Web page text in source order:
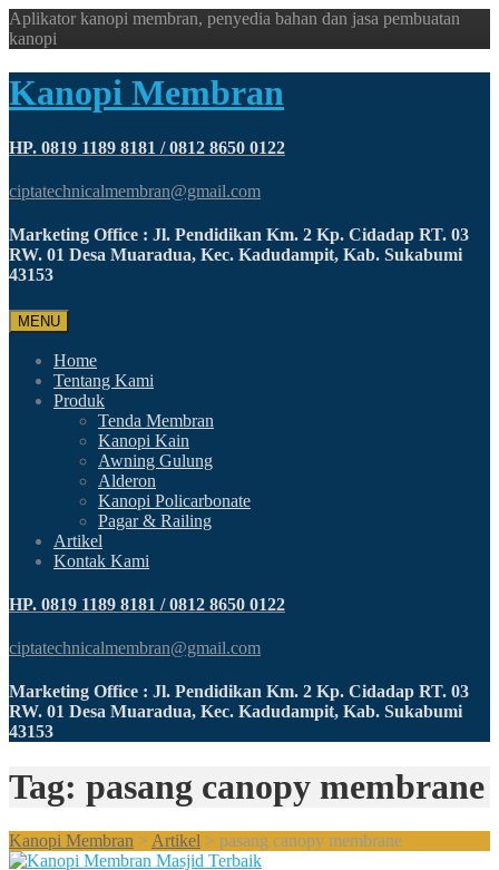
Aplikator kanopi membran, penyedia bahan dan jasa pembuatan
kanopi
Kanopi Membran
HP. 0819 1189 8181 / 0812 8650 0122
ciptatechnicalmembran@gmail.com
Marketing Office : Jl. Pendidikan Km. 2 Kp. Cidadap RT. 03
RW. 01 Desa Muaradua, Kec. Kadudampit, Kab. Sukabumi
43153
MENU
Home
Tentang Kami
Produk
Tenda Membran
Kanopi Kain
Awning Gulung
Alderon
Kanopi Policarbonate
Pagar & Railing
Artikel
Kontak Kami
HP. 0819 1189 8181 / 0812 8650 0122
ciptatechnicalmembran@gmail.com
Marketing Office : Jl. Pendidikan Km. 2 Kp. Cidadap RT. 03
RW. 01 Desa Muaradua, Kec. Kadudampit, Kab. Sukabumi
43153
Tag: pasang canopy membrane
Kanopi Membran > Artikel > pasang canopy membrane